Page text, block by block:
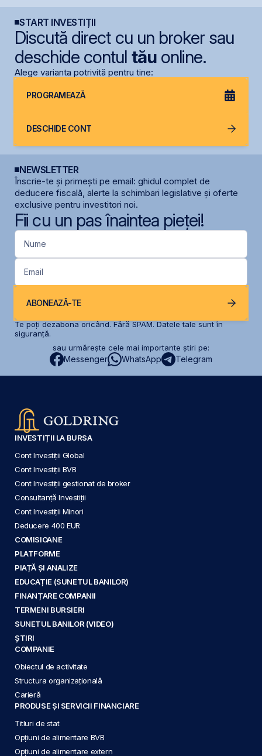
START INVESTIȚII
Discută direct cu un broker sau
deschide contul tăuonline.
Alege varianta potrivită pentru tine:
PROGRAMEAZĂ
DESCHIDE CONT
NEWSLETTER
Înscrie-te și primești pe email: ghidul complet de
deducere fiscală, alerte la schimbari legislative și oferte
exclusive pentru investitori noi.
Fii cu un pas înaintea pieței!
Nume
Email
ABONEAZĂ-TE
Te poți dezabona oricând. Fără SPAM. Datele tale sunt în
siguranță.
sau urmărește cele mai importante știri pe:
Messenger WhatsApp Telegram
INVESTIȚII LA BURSA
Cont Investiții Global
Cont Investiții BVB
Cont Investiții gestionat de broker
Consultanță Investiții
Cont Investiții Minori
Deducere 400 EUR
COMISIOANE
PLATFORME
PIAȚĂ ȘI ANALIZE
EDUCAȚIE (SUNETUL BANILOR)
FINANȚARE COMPANII
TERMENI BURSIERI
SUNETUL BANILOR (VIDEO)
ȘTIRI
COMPANIE
Obiectul de activitate
Structura organizațională
Carieră
PRODUSE ȘI SERVICII FINANCIARE
Titluri de stat
Opțiuni de alimentare BVB
Opțiuni de alimentare extern